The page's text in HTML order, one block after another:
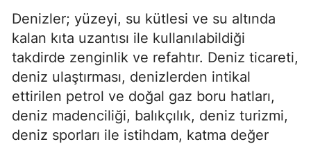
Denizler; yüzeyi, su kütlesi ve su altında
kalan kıta uzantısı ile kullanılabildiği
takdirde zenginlik ve refahtır. Deniz ticareti,
deniz ulaştırması, denizlerden intikal
ettirilen petrol ve doğal gaz boru hatları,
deniz madenciliği, balıkçılık, deniz turizmi,
deniz sporları ile istihdam, katma değer